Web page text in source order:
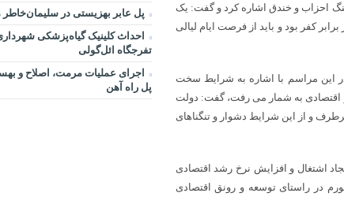
احزاب و خندق اشاره کرد و گفت: یک
کفر بود و باید از فرصت ایام لیالی
در این مراسم با اشاره به شرایط سخت
اقتصادی به شمار می رفت، گفت: دولت
و از این شرایط دشوار و تنگناهای
اشتغال و افزایش نرخ رشد اقتصادی
در راستای توسعه و رونق اقتصادی
پل عابر بهزیستی در
احداث کلینیک گیاه‌پزشکی شهرداری
تفرجگاه ائل‌گولی
اجرای عملیات مرمت، اصلاح و
پل راه آهن